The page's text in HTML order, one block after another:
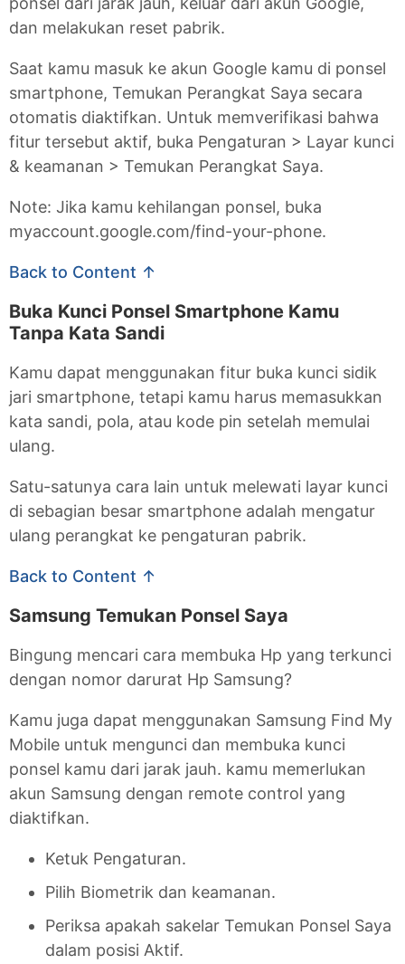
dan melakukan reset pabrik.
Saat kamu masuk ke akun Google kamu di ponsel
smartphone, Temukan Perangkat Saya secara
otomatis diaktifkan. Untuk memverifikasi bahwa
fitur tersebut aktif, buka Pengaturan > Layar kunci
& keamanan > Temukan Perangkat Saya.
Note: Jika kamu kehilangan ponsel, buka
myaccount.google.com/find-your-phone.
Back to Content ↑
Buka Kunci Ponsel Smartphone Kamu
Tanpa Kata Sandi
Kamu dapat menggunakan fitur buka kunci sidik
jari smartphone, tetapi kamu harus memasukkan
kata sandi, pola, atau kode pin setelah memulai
ulang.
Satu-satunya cara lain untuk melewati layar kunci
di sebagian besar smartphone adalah mengatur
ulang perangkat ke pengaturan pabrik.
Back to Content ↑
Samsung Temukan Ponsel Saya
Bingung mencari cara membuka Hp yang terkunci
dengan nomor darurat Hp Samsung?
Kamu juga dapat menggunakan Samsung Find My
Mobile untuk mengunci dan membuka kunci
ponsel kamu dari jarak jauh. kamu memerlukan
akun Samsung dengan remote control yang
diaktifkan.
Ketuk Pengaturan.
Pilih Biometrik dan keamanan.
Periksa apakah sakelar Temukan Ponsel Saya
dalam posisi Aktif.